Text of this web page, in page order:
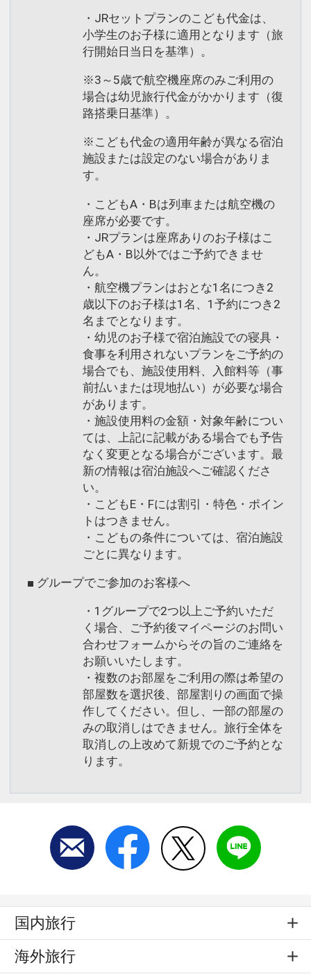
・JRセットプランのこども代金は、
小学生のお子様に適用となります（旅
行開始日当日を基準）。
※3～5歳で航空機座席のみご利用の
場合は幼児旅行代金がかかります（復
路搭乗日基準）。
※こども代金の適用年齢が異なる宿泊
施設または設定のない場合がありま
す。
・こどもA・Bは列車または航空機の
座席が必要です。
・JRプランは座席ありのお子様はこ
どもA・B以外ではご予約できませ
ん。
・航空機プランはおとな1名につき2
歳以下のお子様は1名、1予約につき2
名までとなります。
・幼児のお子様で宿泊施設での寝具・
食事を利用されないプランをご予約の
場合でも、施設使用料、入館料等（事
前払いまたは現地払い）が必要な場合
があります。
・施設使用料の金額・対象年齢につい
ては、上記に記載がある場合でも予告
なく変更となる場合がございます。最
新の情報は宿泊施設へご確認くださ
い。
・こどもE・Fには割引・特色・ポイン
トはつきません。
・こどもの条件については、宿泊施設
ごとに異なります。
■ グループでご参加のお客様へ
・1グループで2つ以上ご予約いただ
く場合、ご予約後マイページのお問い
合わせフォームからその旨のご連絡を
お願いいたします。
・複数のお部屋をご利用の際は希望の
部屋数を選択後、部屋割りの画面で操
作してください。但し、一部の部屋の
みの取消しはできません。旅行全体を
取消しの上改めて新規でのご予約とな
ります。
国内旅行
海外旅行